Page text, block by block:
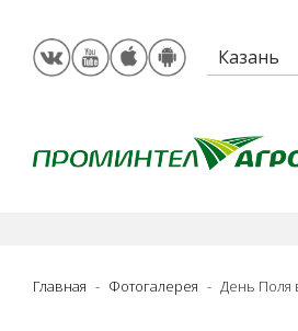
Главная Фотогалерея День Поля